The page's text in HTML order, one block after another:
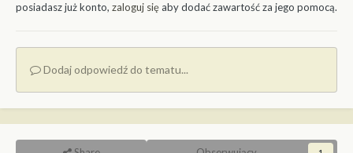
posiadasz już konto, zaloguj sięaby dodać zawartość za jego pomocą.
Dodaj odpowiedź do tematu...